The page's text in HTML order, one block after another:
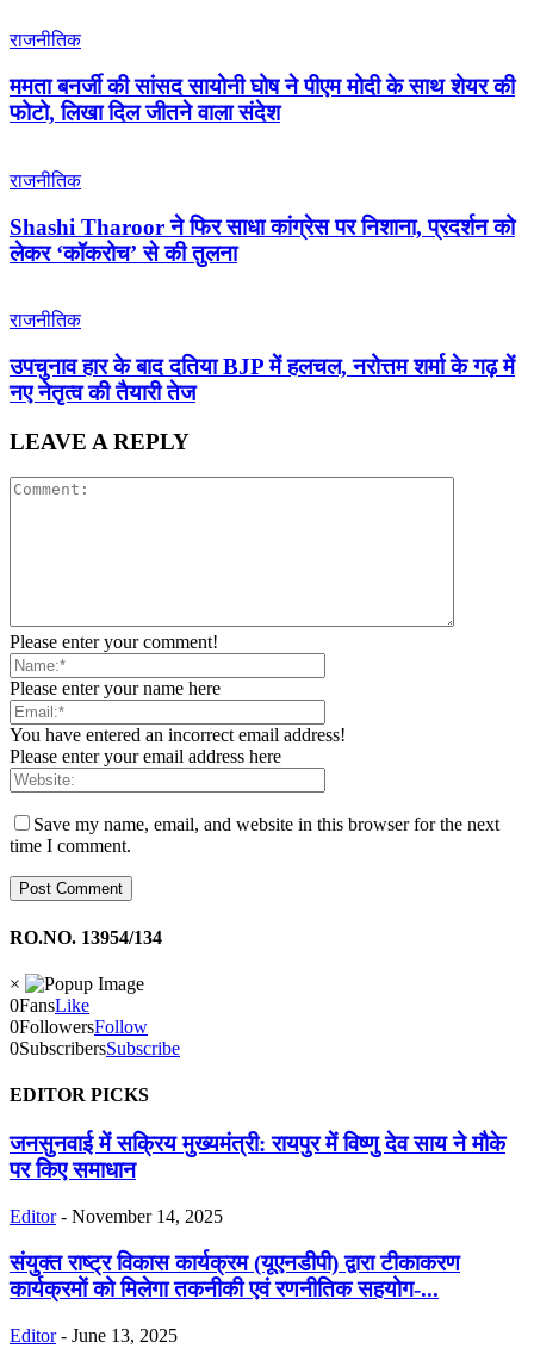
राजनीतिक
ममता बनर्जी की सांसद सायोनी घोष ने पीएम मोदी के साथ शेयर की
फोटो, लिखा दिल जीतने वाला संदेश
राजनीतिक
Shashi Tharoor ने फिर साधा कांग्रेस पर निशाना, प्रदर्शन को
लेकर ‘कॉकरोच’ से की तुलना
राजनीतिक
उपचुनाव हार के बाद दतिया BJP में हलचल, नरोत्तम शर्मा के गढ़ में
नए नेतृत्व की तैयारी तेज
LEAVE A REPLY
Please enter your comment!
Please enter your name here
You have entered an incorrect email address!
Please enter your email address here
Save my name, email, and website in this browser for the next
time I comment.
RO.NO. 13954/134
×
0FansLike
0FollowersFollow
0SubscribersSubscribe
EDITOR PICKS
जनसुनवाई में सक्रिय मुख्यमंत्री: रायपुर में विष्णु देव साय ने मौके
पर किए समाधान
Editor - November 14, 2025
संयुक्त राष्ट्र विकास कार्यक्रम (यूएनडीपी) द्वारा टीकाकरण
कार्यक्रमों को मिलेगा तकनीकी एवं रणनीतिक सहयोग-...
Editor - June 13, 2025